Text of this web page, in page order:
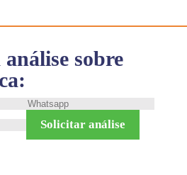
sobre
Solicitar análise